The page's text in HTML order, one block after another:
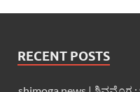
RECENT POSTS